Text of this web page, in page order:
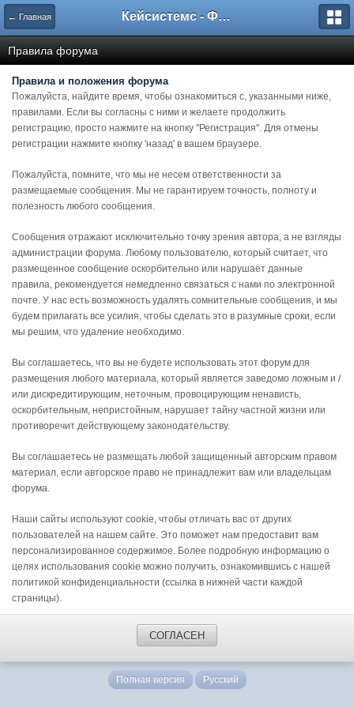
← Главная Кейсистемс - Форумы
Правила форума
Правила и положения форума
Пожалуйста, найдите время, чтобы ознакомиться с, указанными ниже,
правилами. Если вы согласны с ними и желаете продолжить
регистрацию, просто нажмите на кнопку "Регистрация". Для отмены
регистрации нажмите кнопку 'назад' в вашем браузере.
Пожалуйста, помните, что мы не несем ответственности за
размещаемые сообщения. Мы не гарантируем точность, полноту и
полезность любого сообщения.
Сообщения отражают исключительно точку зрения автора, а не взгляды
администрации форума. Любому пользователю, который считает, что
размещенное сообщение оскорбительно или нарушает данные
правила, рекомендуется немедленно связаться с нами по электронной
почте. У нас есть возможность удалять сомнительные сообщения, и мы
будем прилагать все усилия, чтобы сделать это в разумные сроки, если
мы решим, что удаление необходимо.
Вы соглашаетесь, что вы не будете использовать этот форум для
размещения любого материала, который является заведомо ложным и /
или дискредитирующим, неточным, провоцирующим ненависть,
оскорбительным, непристойным, нарушает тайну частной жизни или
противоречит действующему законодательству.
Вы соглашаетесь не размещать любой защищенный авторским правом
материал, если авторское право не принадлежит вам или владельцам
форума.
Наши сайты используют cookie, чтобы отличать вас от других
пользователей на нашем сайте. Это поможет нам предоставит вам
персонализированное содержимое. Более подробную информацию о
целях использования cookie можно получить, ознакомившись с нашей
политикой конфиденциальности (ссылка в нижней части каждой
страницы).
СОГЛАСЕН
Полная версия Русский